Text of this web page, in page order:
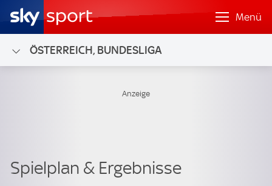
Menü
ÖSTERREICH, BUNDESLIGA